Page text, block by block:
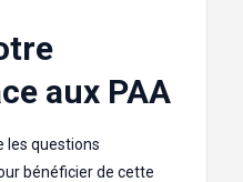
aux PAA
les questions
bénéficier de cette